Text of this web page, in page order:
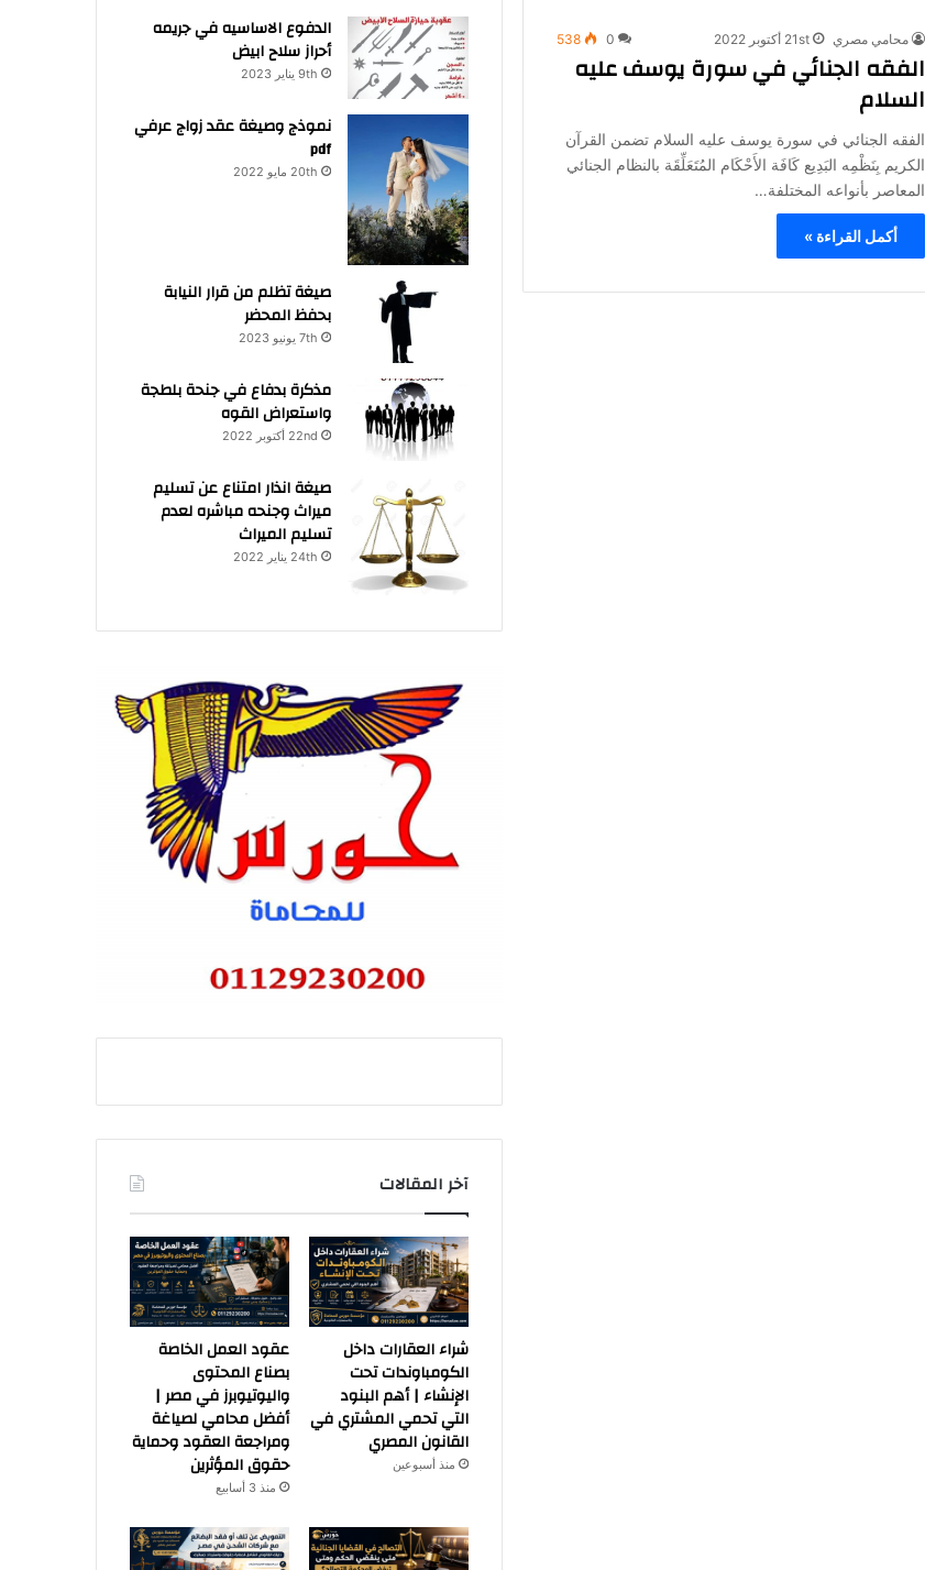
محامي مصري 21st أكتوبر 2022 0
538
الفقه الجنائي في سورة يوسف عليه
السلام
الفقه الجنائي في سورة يوسف عليه السلام تضمن القرآن
الكريم بِنَظْمِه البَدِيع كَافَة الأَحْكَام المُتَعَلِّقَة بالنظام الجنائي
المعاصر بأنواعه المختلفة…
أكمل القراءة »
الدفوع الاساسيه في جريمه
أحراز سلاح ابيض
9th يناير 2023
نموذج وصيغة عقد زواج عرفي
pdf
20th مايو 2022
صيغة تظلم من قرار النيابة
بحفظ المحضر
7th يونيو 2023
مذكرة بدفاع في جنحة بلطجة
واستعراض القوه
22nd أكتوبر 2022
صيغة انذار امتناع عن تسليم
ميراث وجنحه مباشره لعدم
تسليم الميراث
24th يناير 2022
آخر المقالات
شراء العقارات داخل
الكومباوندات تحت
الإنشاء | أهم البنود
التي تحمي المشتري في
القانون المصري
منذ أسبوعين
عقود العمل الخاصة
بصناع المحتوى
واليوتيوبرز في مصر |
أفضل محامي لصياغة
ومراجعة العقود وحماية
حقوق المؤثرين
منذ 3 أسابيع